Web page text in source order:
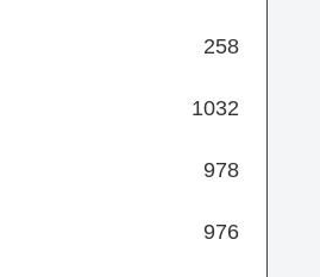
258
1032
978
976